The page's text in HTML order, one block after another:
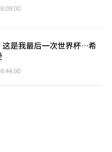
这是我最后一次世界杯…希